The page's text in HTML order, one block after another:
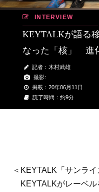
INTERVIEW
KEYTALKが語る
なった「核」 進
記者：木村武雄
撮影:
掲載：20年06月11日
読了時間：約9分
＜KEYTALK「サンラ
KEYTALKがレーベル